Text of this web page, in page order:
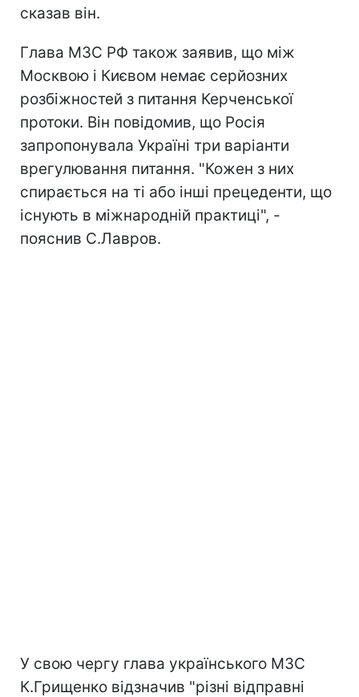
сказав він.
Глава МЗС РФ також заявив, що між
Москвою і Києвом немає серйозних
розбіжностей з питання Керченської
протоки. Він повідомив, що Росія
запропонувала Україні три варіанти
врегулювання питання. "Кожен з них
спирається на ті або інші прецеденти, що
існують в міжнародній практиці", -
пояснив С.Лавров.
У свою чергу глава українського МЗС
К.Грищенко відзначив "різні відправні